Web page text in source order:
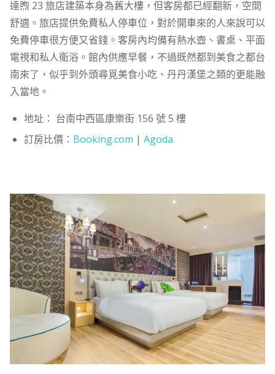
達煦 23 旅店建築本身為舊大樓，但客房都已經翻新，空間
舒適。旅店提供免費私人停車位，對於開車來的人來說可以
免費停車很方便又省錢。客房內均備有熱水壺、書桌、平面
電視和私人衛浴。館內供應早餐，不過既然都到美食之都台
南來了，似乎到外頭尋覓美食小吃、丹丹漢堡之類的更能融
入當地。
地址： 台南中西區康樂街 156 號 5 樓
訂房比價： Booking.com | Agoda